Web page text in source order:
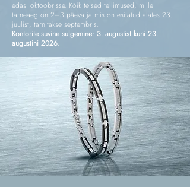
edasi oktoobrisse. Kõik teised tellimused, mille
tarneaeg on 2–3 päeva ja mis on esitatud alates 23.
juulist, tarnitakse septembris.
Kontorite suvine sulgemine: 3. augustist kuni 23.
augustini 2026.